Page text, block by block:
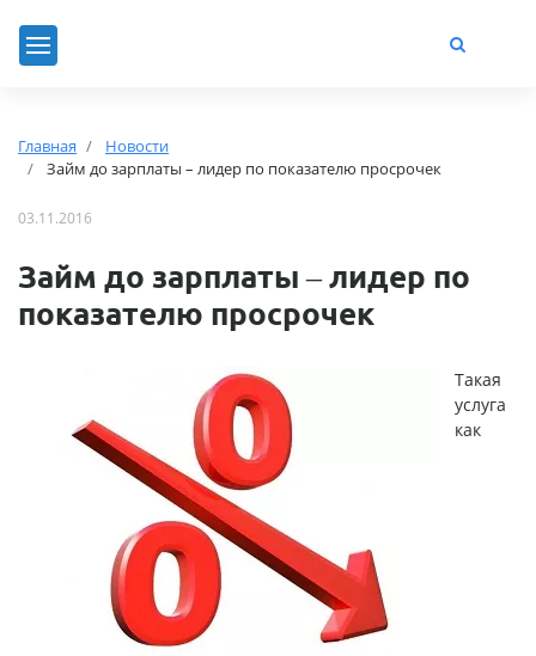
Главная
Новости
Займ до зарплаты – лидер по показателю просрочек
03.11.2016
Займ до зарплаты – лидер по
показателю просрочек
Такая
услуга
как